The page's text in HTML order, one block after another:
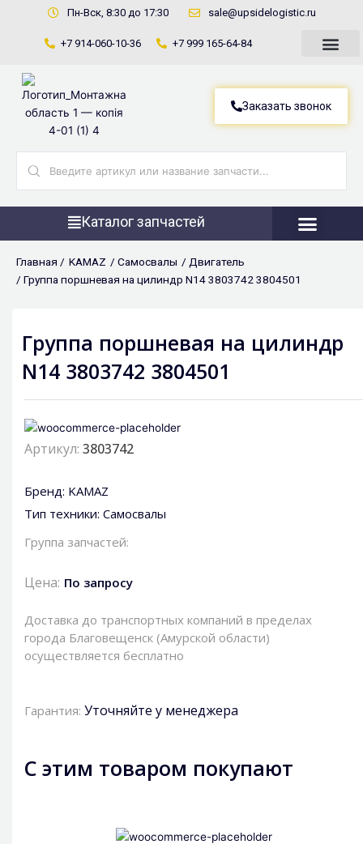
содержимому
Пн-Вск, 8:30 до 17:30 sale@upsidelogistic.ru
+7 914-060-10-36 +7 999 165-64-84
Заказать звонок
Каталог запчастей
Главная / KAMAZ / Самосвалы / Двигатель
/ Группа поршневая на цилиндр N14 3803742 3804501
Группа поршневая на цилиндр
N14 3803742 3804501
Артикул: 3803742
Бренд: KAMAZ
Тип техники: Самосвалы
Группа запчастей:
Цена: По запросу
Доставка до транспортных компаний в пределах
города Благовещенск (Амурской области)
осуществляется бесплатно
Гарантия: Уточняйте у менеджера
С этим товаром покупают